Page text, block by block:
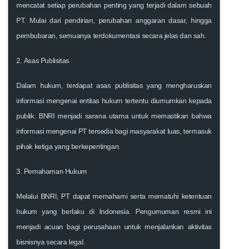
mencatat setiap perubahan penting yang terjadi dalam sebuah
PT. Mulai dari pendirian, perubahan anggaran dasar, hingga
pembubaran, semuanya terdokumentasi secara jelas dan sah.
2. Asas Publisitas
Dalam hukum, terdapat asas publisitas yang mengharuskan
informasi mengenai entitas hukum tertentu diumumkan kepada
publik. BNRI menjadi sarana utama untuk memastikan bahwa
informasi mengenai PT tersedia bagi masyarakat luas, termasuk
pihak ketiga yang berkepentingan.
3. Pemahaman Hukum
Melalui BNRI, PT dapat memahami serta mematuhi ketentuan
hukum yang berlaku di Indonesia. Pengumuman resmi ini
menjadi acuan bagi perusahaan untuk menjalankan aktivitas
bisnisnya secara legal.